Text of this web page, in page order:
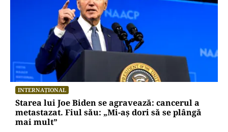
INTERNAȚIONAL
Starea lui Joe Biden se agravează: cancerul a
metastazat. Fiul său: „Mi-aș dori să se plângă
mai mult”